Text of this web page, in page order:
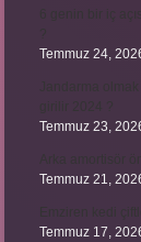
Temmuz 24,
Temmuz 23,
Temmuz 21,
Temmuz 17,